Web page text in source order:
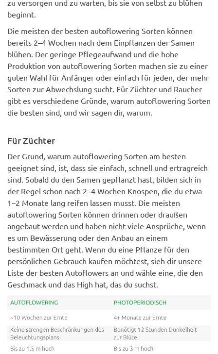
beginnt.
Die meisten der besten autoflowering Sorten können
bereits 2–4 Wochen nach dem Einpflanzen der Samen
blühen. Der geringe Pflegeaufwand und die hohe
Produktion von autoflowering Sorten machen sie zu einer
guten Wahl für Anfänger oder einfach für jeden, der mehr
Sorten zur Abwechslung sucht. Für Züchter und Raucher
gibt es verschiedene Gründe, warum autoflowering Sorten
die besten sind, und wir sagen dir, warum.
Für Züchter
Der Grund, warum autoflowering Sorten am besten
geeignet sind, ist, dass sie einfach, schnell und ertragreich
sind. Sobald du den Samen gepflanzt hast, bilden sich in
der Regel schon nach 2–4 Wochen Knospen, die du etwa
1–2 Monate lang reifen lassen musst. Die meisten
autoflowering Sorten können drinnen oder draußen
angebaut werden und haben nicht viele Ansprüche, wenn
es um Bewässerung oder den Anbau an einem
bestimmten Ort geht. Wenn du eine Pflanze für den
persönlichen Gebrauch kaufen möchtest, sieh dir unsere
Liste der besten Autoflowers an und wähle eine, die den
Geschmack und das High hat, das du suchst.